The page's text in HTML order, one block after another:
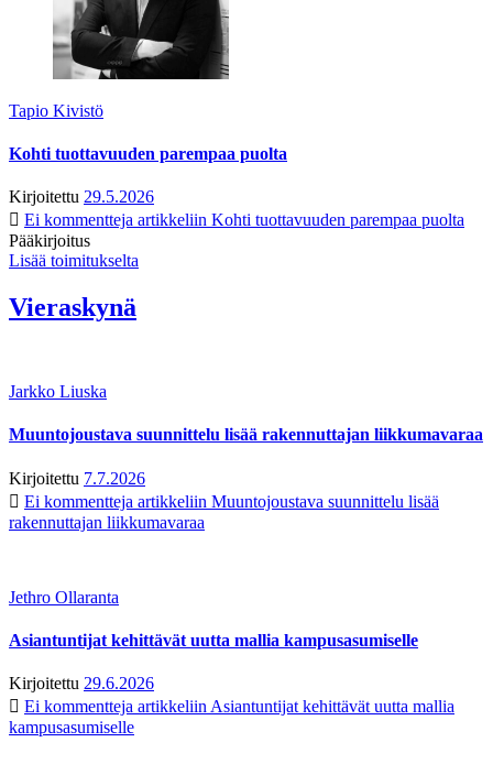
Tapio Kivistö
Kohti tuottavuuden parempaa puolta
Kirjoitettu 29.5.2026
Ei kommentteja artikkeliin Kohti tuottavuuden parempaa puolta
Pääkirjoitus
Lisää toimitukselta
Vieraskynä
Jarkko Liuska
Muuntojoustava suunnittelu lisää rakennuttajan liikkumavaraa
Kirjoitettu 7.7.2026
Ei kommentteja artikkeliin Muuntojoustava suunnittelu lisää
rakennuttajan liikkumavaraa
Jethro Ollaranta
Asiantuntijat kehittävät uutta mallia kampusasumiselle
Kirjoitettu 29.6.2026
Ei kommentteja artikkeliin Asiantuntijat kehittävät uutta mallia
kampusasumiselle